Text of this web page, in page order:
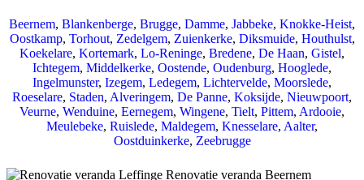
Beernem, Blankenberge, Brugge, Damme, Jabbeke, Knokke‐Heist,
Oostkamp, Torhout, Zedelgem, Zuienkerke, Diksmuide, Houthulst,
Koekelare, Kortemark, Lo‐Reninge, Bredene, De Haan, Gistel,
Ichtegem, Middelkerke, Oostende, Oudenburg, Hooglede,
Ingelmunster, Izegem, Ledegem, Lichtervelde, Moorslede,
Roeselare, Staden, Alveringem, De Panne, Koksijde, Nieuwpoort,
Veurne, Wenduine, Eernegem, Wingene, Tielt, Pittem, Ardooie,
Meulebeke, Ruislede, Maldegem, Knesselare, Aalter,
Oostduinkerke, Zeebrugge